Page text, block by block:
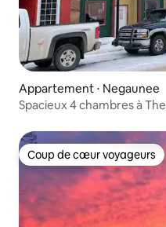
Appartement ⋅ Negaunee
Spacieux 4 chambres à The
Coup de cœur voyageurs
Coup de cœur voyageurs